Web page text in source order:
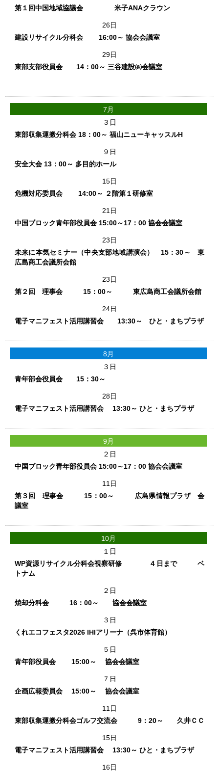
第１回中国地域協議会 米子ANAクラウン
26日
建設リサイクル分科会 16:00～ 協会会議室
29日
東部支部役員会 14：00～ 三谷建設㈱会議室
7月
３日
東部収集運搬分科会 18：00～ 福山ニューキャッスルH
９日
安全大会 13：00～ 多目的ホール
15日
危機対応委員会 14:00～ ２階第１研修室
21日
中国ブロック青年部役員会 15:00～17：00 協会会議室
23日
未来に本気セミナー（中央支部地域講演会） 15：30～ 東
広島商工会議所会館
23日
第２回 理事会 15：00～ 東広島商工会議所会館
24日
電子マニフェスト活用講習会 13:30～ ひと・まちプラザ
8月
３日
青年部会役員会 15：30～
28日
電子マニフェスト活用講習会 13:30～ ひと・まちプラザ
9月
２日
中国ブロック青年部役員会 15:00～17：00 協会会議室
11日
第３回 理事会 15：00～ 広島県情報プラザ 会
議室
10月
１日
WP資源リサイクル分科会視察研修 ４日まで ベ
トナム
２日
焼却分科会 16：00～ 協会会議室
３日
くれエコフェスタ2026 IHIアリーナ（呉市体育館）
５日
青年部役員会 15:00～ 協会会議室
７日
企画広報委員会 15:00～ 協会会議室
11日
東部収集運搬分科会ゴルフ交流会 9：20～ 久井ＣＣ
15日
電子マニフェスト活用講習会 13:30～ ひと・まちプラザ
16日